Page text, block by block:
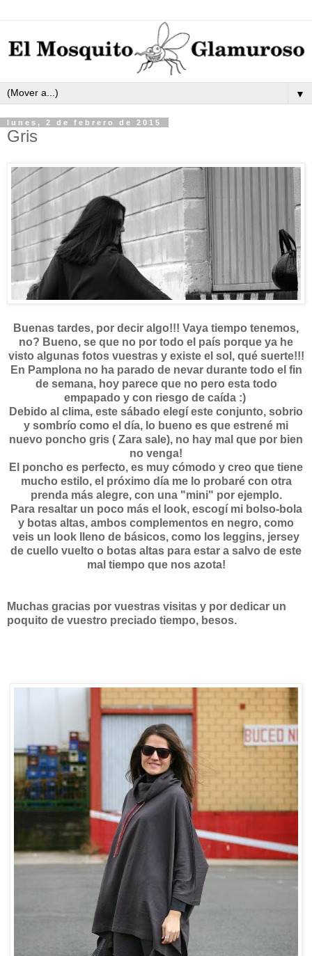
▼
lunes, 2 de febrero de 2015
Gris
Buenas tardes, por decir algo!!! Vaya tiempo tenemos,
no? Bueno, se que no por todo el país porque ya he
visto algunas fotos vuestras y existe el sol, qué suerte!!!
En Pamplona no ha parado de nevar durante todo el fin
de semana, hoy parece que no pero esta todo
empapado y con riesgo de caída :)
Debido al clima, este sábado elegí este conjunto, sobrio
y sombrío como el día, lo bueno es que estrené mi
nuevo poncho gris ( Zara sale), no hay mal que por bien
no venga!
El poncho es perfecto, es muy cómodo y creo que tiene
mucho estilo, el próximo día me lo probaré con otra
prenda más alegre, con una "mini" por ejemplo.
Para resaltar un poco más el look, escogí mi bolso-bola
y botas altas, ambos complementos en negro, como
veis un look lleno de básicos, como los leggins, jersey
de cuello vuelto o botas altas para estar a salvo de este
mal tiempo que nos azota!
Muchas gracias por vuestras visitas y por dedicar un
poquito de vuestro preciado tiempo, besos.